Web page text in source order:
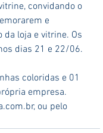
convidando o
e
loja e vitrine. Os
dias 21 e 22/06.
coloridas e 01
empresa.
ou pelo